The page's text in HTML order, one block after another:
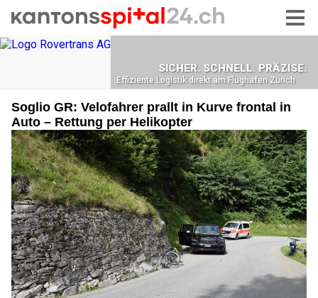
Soglio GR: Velofahrer prallt in Kurve frontal in
Auto – Rettung per Helikopter